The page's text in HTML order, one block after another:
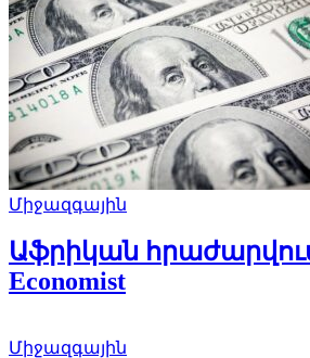
Միջազգային
Աֆրիկան
Economist
Միջազգային